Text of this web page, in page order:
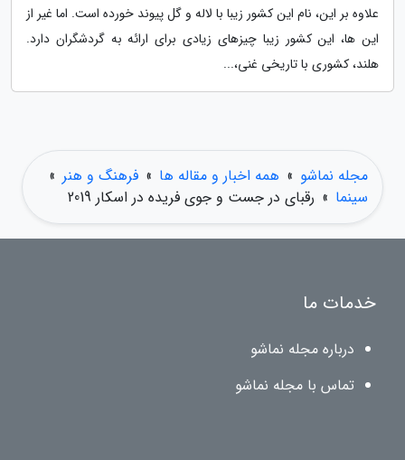
علاوه بر این، نام این کشور زیبا با لاله و گل پیوند خورده است. اما غیر از
این ها، این کشور زیبا چیزهای زیادی برای ارائه به گردشگران دارد.
هلند، کشوری با تاریخی غنی،...
مجله نماشو » همه اخبار و مقاله ها » فرهنگ و هنر »
سینما » رقبای در جست و جوی فریده در اسکار 2019
خدمات ما
درباره مجله نماشو
تماس با مجله نماشو